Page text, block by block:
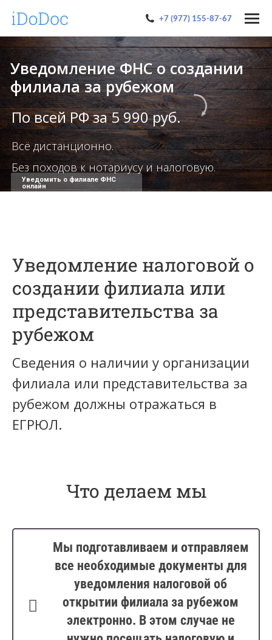
+7 (977) 155-87-67
Уведомить о филиале ФНС
онлайн
Уведомление ФНС о создании
филиала за рубежом
По всей РФ за 5 990 руб.
Всё дистанционно.
Без походов к нотариусу и налоговую.
Уведомление налоговой о
создании филиала или
представительства за
рубежом
Сведения о наличии у организации
филиала или представительства за
рубежом должны отражаться в
ЕГРЮЛ.
Что делаем мы
Мы подготавливаем и отправляем
все необходимые документы для
уведомления налоговой об
открытии филиала за рубежом
электронно. В этом случае не